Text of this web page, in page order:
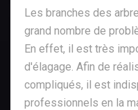
Les branches des
grand nombre de
En effet, il est très
d'élagage. Afin de
compliqués, il est
professionnels en la